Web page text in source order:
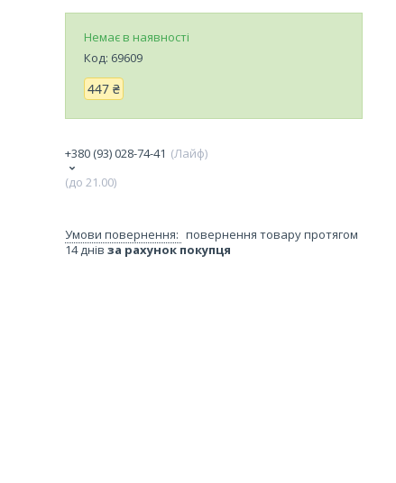
Немає в наявності
Код: 69609
447 ₴
+380 (93) 028-74-41
Лайф
(до 21.00)
повернення товару протягом
14 днів за рахунок покупця